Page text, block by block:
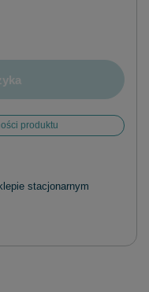
produktu
stacjonarnym